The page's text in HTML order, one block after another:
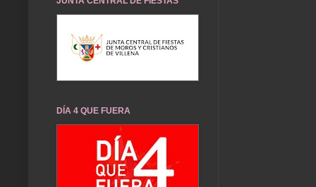
DÍA 4 QUE FUERA